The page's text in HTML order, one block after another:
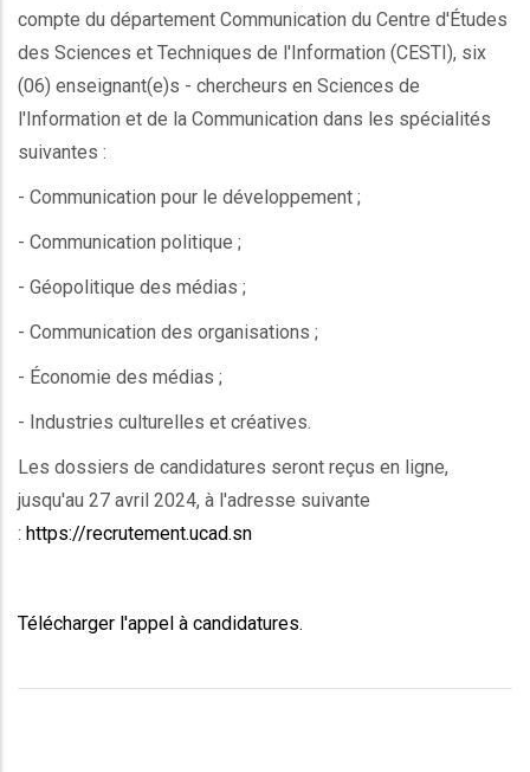
compte du département Communication du Centre d'Études
des Sciences et Techniques de l'Information (CESTI), six
(06) enseignant(e)s - chercheurs en Sciences de
l'Information et de la Communication dans les spécialités
suivantes :
- Communication pour le développement ;
- Communication politique ;
- Géopolitique des médias ;
- Communication des organisations ;
- Économie des médias ;
- Industries culturelles et créatives.
Les dossiers de candidatures seront reçus en ligne,
jusqu'au 27 avril 2024, à l'adresse suivante
: https://recrutement.ucad.sn
Télécharger l'appel à candidatures.